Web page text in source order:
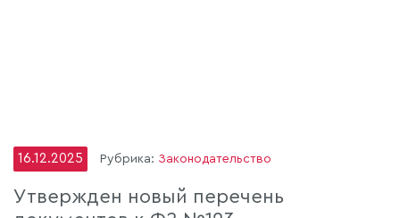
16.12.2025 Рубрика: Законодательство
Утвержден новый перечень